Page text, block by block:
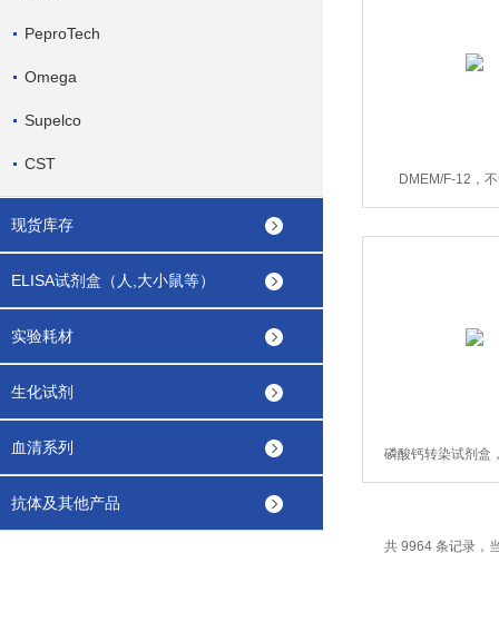
PeproTech
Omega
Supelco
CST
现货库存
ELISA试剂盒（人,大小鼠等）
实验耗材
生化试剂
血清系列
抗体及其他产品
DMEM/F-12，
21041025-
磷酸钙转染试剂盒
75rxns
共 9964 条记录，